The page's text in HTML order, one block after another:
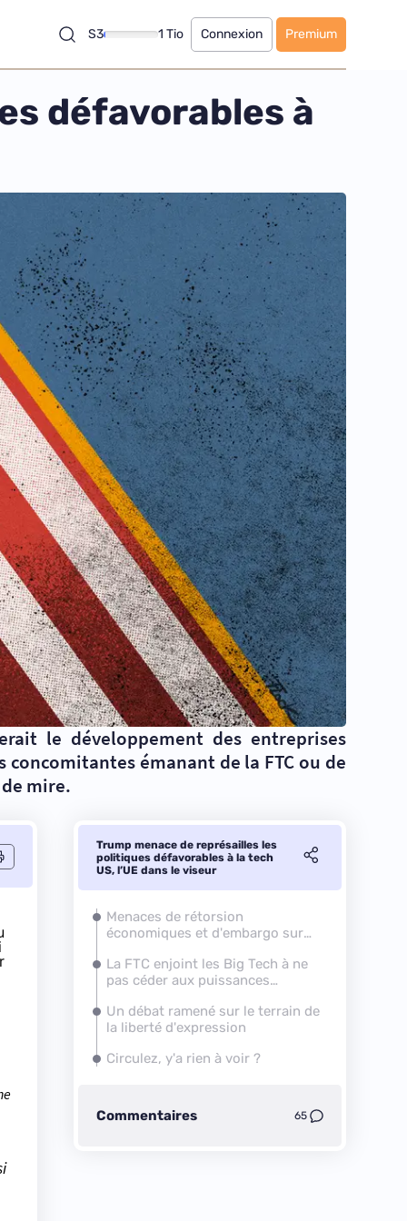
S3 1 Tio Connexion Premium
défavorables à
le développement des entreprises
émanant de la FTC ou de
mire.
Trump menace de représailles les
politiques défavorables à la tech
US, l’UE dans le viseur
Menaces de rétorsion
économiques et d'embargo sur
La FTC enjoint les Big Tech à ne
pas céder aux puissances
Un débat ramené sur le terrain de
la liberté d'expression
Circulez, y'a rien à voir ?
Commentaires 65